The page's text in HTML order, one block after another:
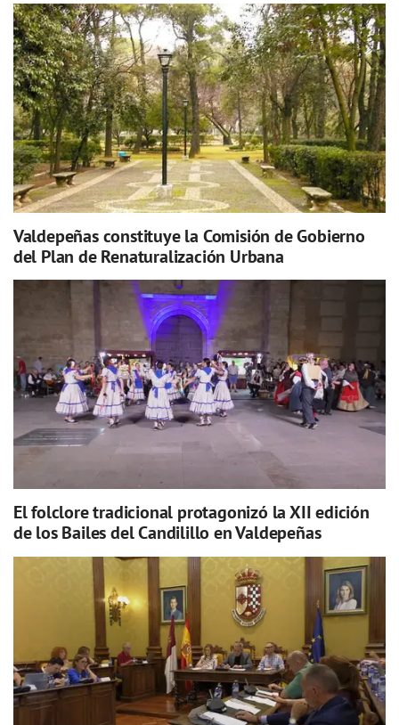
Valdepeñas constituye la Comisión de Gobierno
del Plan de Renaturalización Urbana
El folclore tradicional protagonizó la XII edición
de los Bailes del Candilillo en Valdepeñas